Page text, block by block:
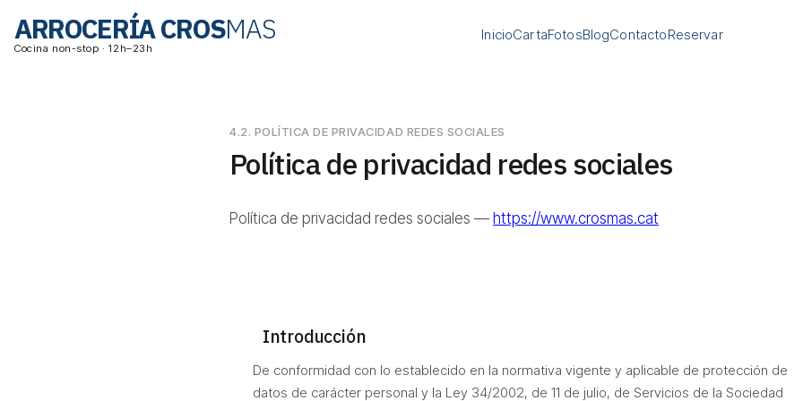
ARROCERÍA CROSMAS
Cocina non-stop · 12h–23h
InicioCartaFotosBlogContactoReservar
4.2. POLÍTICA DE PRIVACIDAD REDES SOCIALES
Política de privacidad redes sociales
Política de privacidad redes sociales — https://www.crosmas.cat
Introducción
De conformidad con lo establecido en la normativa vigente y aplicable de protección de
datos de carácter personal y la Ley 34/2002, de 11 de julio, de Servicios de la Sociedad